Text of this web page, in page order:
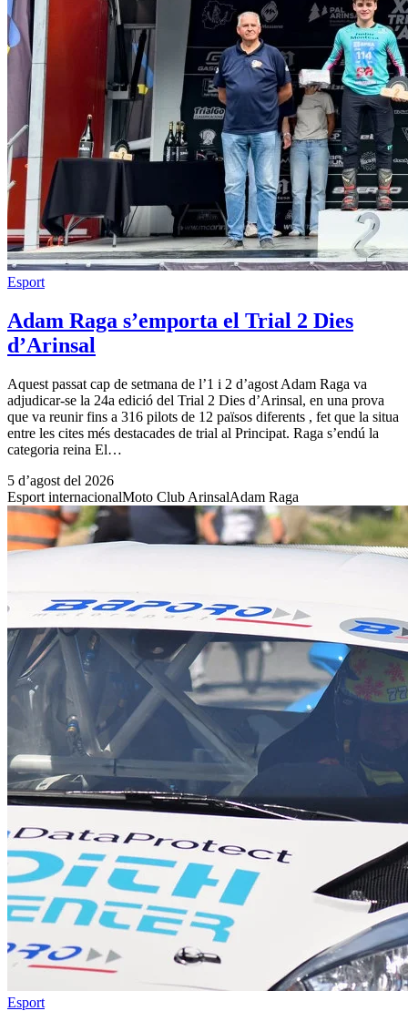
Esport
Adam Raga s’emporta el Trial 2 Dies
d’Arinsal
Aquest passat cap de setmana de l’1 i 2 d’agost Adam Raga va
adjudicar-se la 24a edició del Trial 2 Dies d’Arinsal, en una prova
que va reunir fins a 316 pilots de 12 països diferents , fet que la situa
entre les cites més destacades de trial al Principat. Raga s’endú la
categoria reina El…
5 d’agost del 2026
Esport internacionalMoto Club ArinsalAdam Raga
Esport